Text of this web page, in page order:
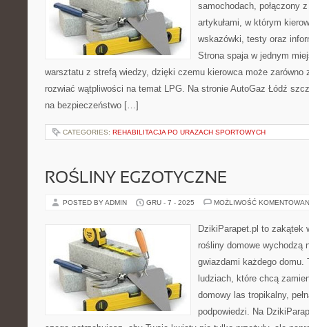
samochodach, połączony
artykułami, w którym
wskazówki, testy oraz
Strona spaja w jednym
warsztatu z strefą wiedzy, dzięki czemu kierowca może zarówno
rozwiać wątpliwości na temat LPG. Na stronie AutoGaz Łódź
na bezpieczeństwo […]
CATEGORIES: REHABILITACJA PO URAZACH SPORTOWYCH
ROŚLINY EGZOTYCZNE
POSTED BY ADMIN GRU - 7 - 2025 MOŻLIWOŚĆ
DzikiParapet.pl to zakątek
rośliny domowe wychodzą
gwiazdami każdego domu.
ludziach, które chcą
domowy las tropikalny,
podpowiedzi. Na